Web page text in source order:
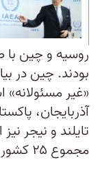
روسیه و چین با
بودند. چین در
«غیر
آذربایجان،
تایلند و نیجر
مجموع ۲۵ کشور به قطعنامه اروپایی‌ها رای آری دادند.